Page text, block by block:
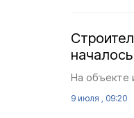
На объекте
9 июля , 09:20